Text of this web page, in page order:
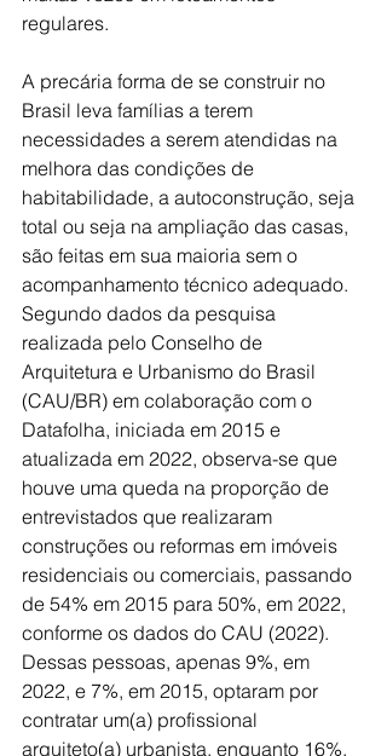
regulares.
A precária forma de se construir no
Brasil leva famílias a terem
necessidades a serem atendidas na
melhora das condições de
habitabilidade, a autoconstrução, seja
total ou seja na ampliação das casas,
são feitas em sua maioria sem o
acompanhamento técnico adequado.
Segundo dados da pesquisa
realizada pelo Conselho de
Arquitetura e Urbanismo do Brasil
(CAU/BR) em colaboração com o
Datafolha, iniciada em 2015 e
atualizada em 2022, observa-se que
houve uma queda na proporção de
entrevistados que realizaram
construções ou reformas em imóveis
residenciais ou comerciais, passando
de 54% em 2015 para 50%, em 2022,
conforme os dados do CAU (2022).
Dessas pessoas, apenas 9%, em
2022, e 7%, em 2015, optaram por
contratar um(a) profissional
arquiteto(a) urbanista, enquanto 16%,